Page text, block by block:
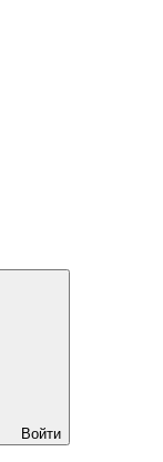
Войти